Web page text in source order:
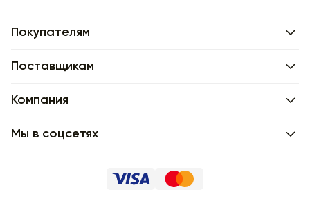
Покупателям
Поставщикам
Компания
Мы в соцсетях